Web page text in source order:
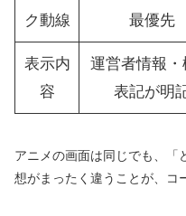
ク動線
最優先
表示内
容
運営者情報・
表記が明
アニメの画面は同じでも、「
想がまったく違うことが、コ